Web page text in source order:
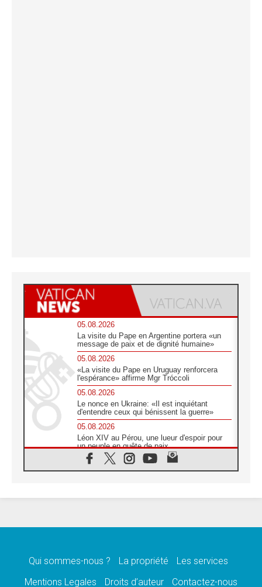
05.08.2026
La visite du Pape en Argentine portera «un
message de paix et de dignité humaine»
05.08.2026
«La visite du Pape en Uruguay renforcera
l'espérance» affirme Mgr Tróccoli
05.08.2026
Le nonce en Ukraine: «Il est inquiétant
d'entendre ceux qui bénissent la guerre»
05.08.2026
Léon XIV au Pérou, une lueur d'espoir pour
un peuple en quête de paix
05.08.2026
SCEAM: L'Église en Afrique vers
en Argentine et au Pérou
Audience générale: la prière est un acte
Qui sommes-nous ? La propriété
Les services
Mentions Legales
Droits d’auteur Contactez-nous